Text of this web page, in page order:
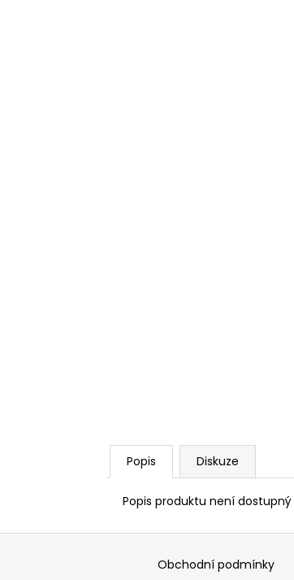
Popis Diskuze
Popis produktu není dostupný
Obchodní podmínky